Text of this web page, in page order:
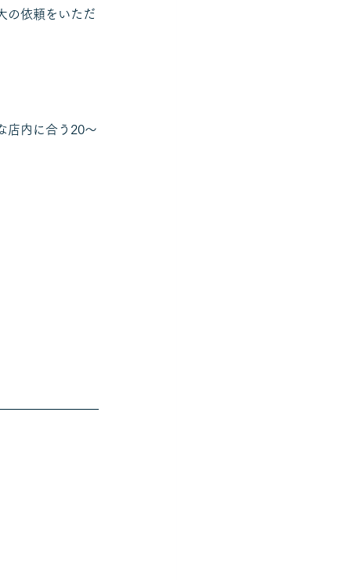
の依頼をいただ
店内に合う20～